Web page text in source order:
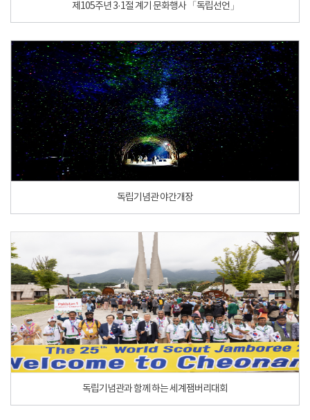
제105주년 3·1절 계기 문화행사 「독립선언」
독립기념관 야간개장
독립기념관과 함께 하는 세계잼버리대회